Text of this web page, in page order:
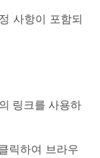
사항이 포함되
링크를 사용하
릭하여 브라우